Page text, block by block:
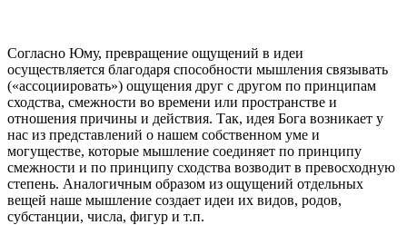
Согласно Юму, превращение ощущений в идеи
осуществляется благодаря способности мышления связывать
(«ассоциировать») ощущения друг с другом по принципам
сходства, смежности во времени или пространстве и
отношения причины и действия. Так, идея Бога возникает у
нас из представлений о нашем собственном уме и
могуществе, которые мышление соединяет по принципу
смежности и по принципу сходства возводит в превосходную
степень. Аналогичным образом из ощущений отдельных
вещей наше мышление создает идеи их видов, родов,
субстанции, числа, фигур и т.п.